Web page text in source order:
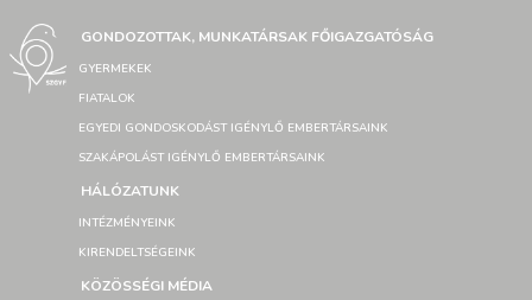
GONDOZOTTAK, MUNKATÁRSAK FŐIGAZGATÓSÁG
GYERMEKEK
FIATALOK
EGYEDI GONDOSKODÁST IGÉNYLŐ EMBERTÁRSAINK
SZAKÁPOLÁST IGÉNYLŐ EMBERTÁRSAINK
HÁLÓZATUNK
INTÉZMÉNYEINK
KIRENDELTSÉGEINK
KÖZÖSSÉGI MÉDIA